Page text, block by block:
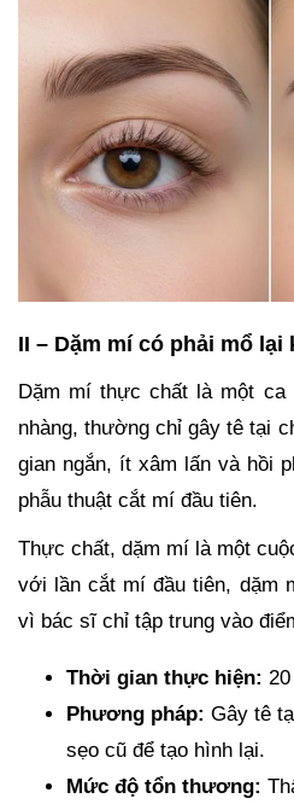
II – Dặm mí có phải mổ lại
Dặm mí thực chất là một ca
nhàng, thường chỉ gây tê tại
gian ngắn, ít xâm lấn và hồi
phẫu thuật cắt mí đầu tiên.
Thực chất, dặm mí là một
với lần cắt mí đầu tiên, dặm
vì bác sĩ chỉ tập trung vào
Thời gian thực hiện:
Phương pháp: Gây tê
sẹo cũ để tạo hình lại.
Mức độ tổn thương: